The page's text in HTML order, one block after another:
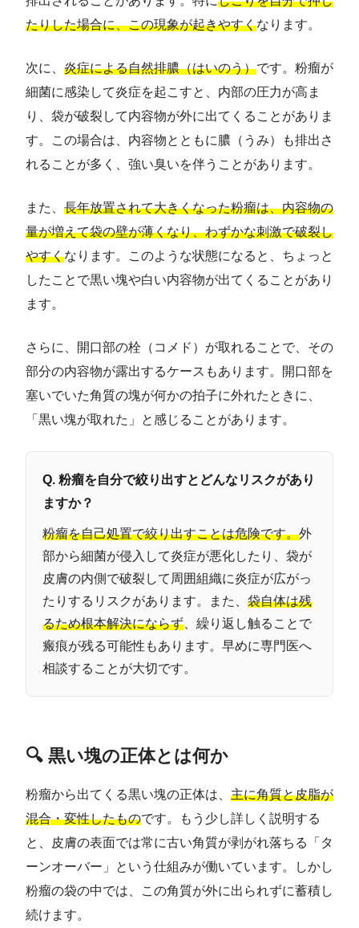
たりした場合に、この現象が起きやすくなります。
次に、 炎症による自然排膿（はいのう）です。粉瘤が
細菌に感染して炎症を起こすと、内部の圧力が高ま
り、袋が破裂して内容物が外に出てくることがありま
す。この場合は、内容物とともに膿（うみ）も排出さ
れることが多く、強い臭いを伴うことがあります。
また、 長年放置されて大きくなった粉瘤は、内容物の
量が増えて袋の壁が薄くなり、わずかな刺激で破裂し
やすくなります。このような状態になると、ちょっと
したことで黒い塊や白い内容物が出てくることがあり
ます。
さらに、開口部の栓（コメド）が取れることで、その
部分の内容物が露出するケースもあります。開口部を
塞いでいた角質の塊が何かの拍子に外れたときに、
「黒い塊が取れた」と感じることがあります。
Q. 粉瘤を自分で絞り出すとどんなリスクがあり
ますか？
粉瘤を自己処置で絞り出すことは危険です。外
部から細菌が侵入して炎症が悪化したり、袋が
皮膚の内側で破裂して周囲組織に炎症が広がっ
たりするリスクがあります。また、 袋自体は残
るため根本解決にならず 、繰り返し触ることで
瘢痕が残る可能性もあります。早めに専門医へ
相談することが大切です。
🔍 黒い塊の正体とは何か
粉瘤から出てくる黒い塊の正体は、 主に角質と皮脂が
混合・変性したものです。もう少し詳しく説明する
と、皮膚の表面では常に古い角質が剥がれ落ちる「タ
ーンオーバー」という仕組みが働いています。しかし
粉瘤の袋の中では、この角質が外に出られずに蓄積し
続けます。